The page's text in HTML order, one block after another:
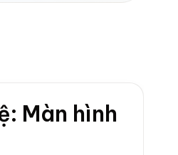
Màn hình